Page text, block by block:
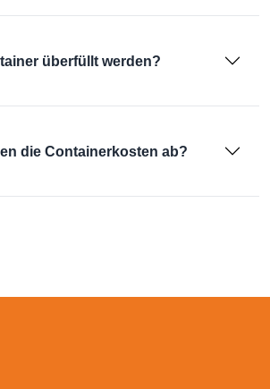
überfüllt werden?
die Containerkosten ab?